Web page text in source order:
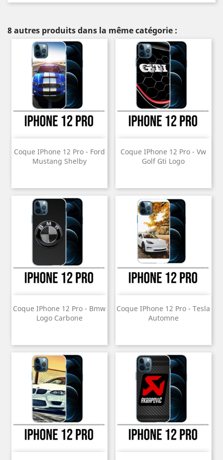
8 autres produits dans la même catégorie :
Coque IPhone 12 Pro - Ford
Mustang Shelby
Coque IPhone 12 Pro - Vw
Golf Gti Logo
Coque IPhone 12 Pro - Bmw
Logo Carbone
Coque IPhone 12 Pro - Tesla
Automne